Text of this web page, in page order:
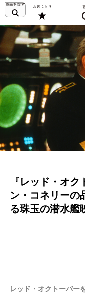
『レッド・オ
ン・コネリーの
る珠玉の潜水艦
レッド・オクトーバー